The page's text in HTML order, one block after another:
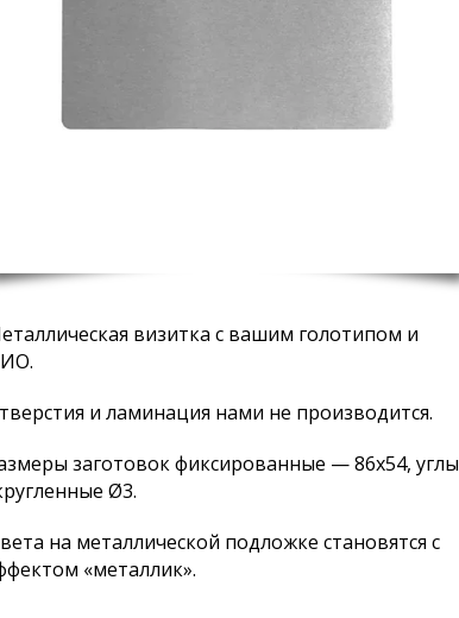
визитка с вашим голотипом и
и ламинация нами не производится.
заготовок фиксированные — 86х54, углы
Ø3.
на металлической подложке становятся с
«металлик».